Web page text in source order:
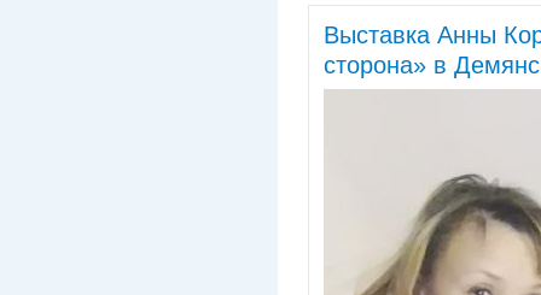
Выставка Анны
сторона» в